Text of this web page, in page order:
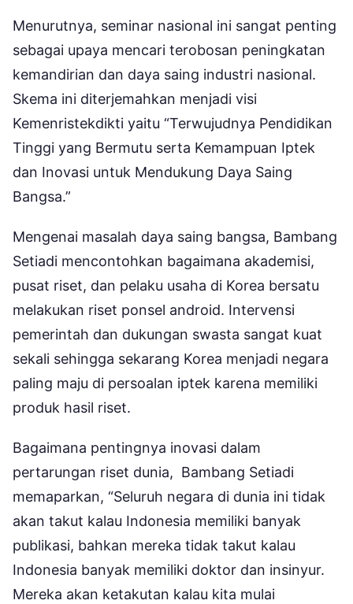
Menurutnya, seminar nasional ini sangat penting
sebagai upaya mencari terobosan peningkatan
kemandirian dan daya saing industri nasional.
Skema ini diterjemahkan menjadi visi
Kemenristekdikti yaitu “Terwujudnya Pendidikan
Tinggi yang Bermutu serta Kemampuan Iptek
dan Inovasi untuk Mendukung Daya Saing
Bangsa.”
Mengenai masalah daya saing bangsa, Bambang
Setiadi mencontohkan bagaimana akademisi,
pusat riset, dan pelaku usaha di Korea bersatu
melakukan riset ponsel android. Intervensi
pemerintah dan dukungan swasta sangat kuat
sekali sehingga sekarang Korea menjadi negara
paling maju di persoalan iptek karena memiliki
produk hasil riset.
Bagaimana pentingnya inovasi dalam
pertarungan riset dunia, Bambang Setiadi
memaparkan, “Seluruh negara di dunia ini tidak
akan takut kalau Indonesia memiliki banyak
publikasi, bahkan mereka tidak takut kalau
Indonesia banyak memiliki doktor dan insinyur.
Mereka akan ketakutan kalau kita mulai